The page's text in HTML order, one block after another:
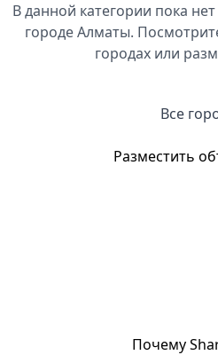
В данной категории пока
городе Алматы.
городах или
Все
Разместить
Почему